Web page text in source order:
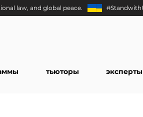
law, and global peace.
тьюторы эксперты